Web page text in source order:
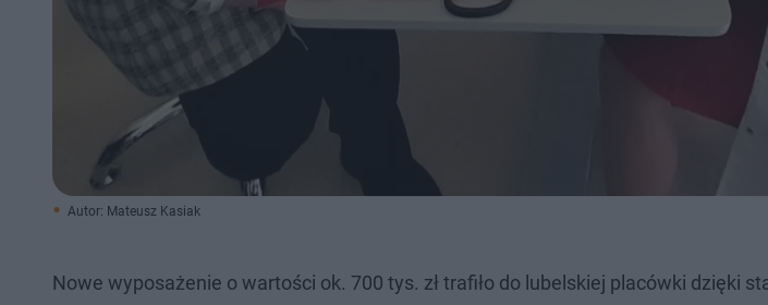
Autor: Mateusz Kasiak
Nowe wyposażenie o wartości ok. 700 tys. zł trafiło do lubelskiej placówki dzięki